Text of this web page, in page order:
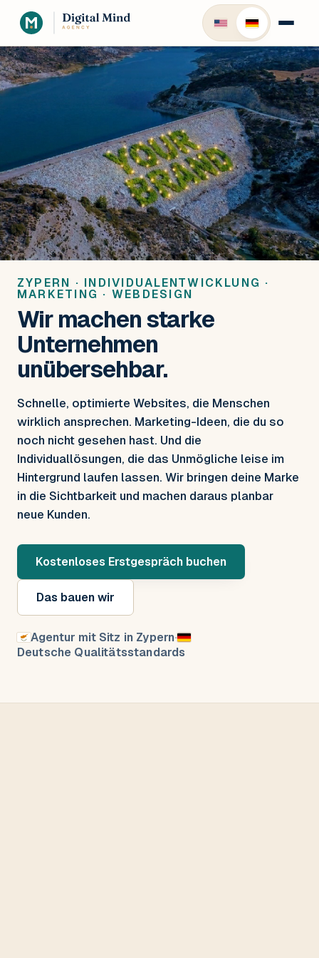
ZYPERN · INDIVIDUALENTWICKLUNG ·
MARKETING · WEBDESIGN
Wir machen starke
Unternehmen
unübersehbar.
Schnelle, optimierte Websites, die Menschen
wirklich ansprechen. Marketing-Ideen, die du so
noch nicht gesehen hast. Und die
Individuallösungen, die das Unmögliche leise im
Hintergrund laufen lassen. Wir bringen deine Marke
in die Sichtbarkeit und machen daraus planbar
neue Kunden.
Kostenloses Erstgespräch buchen
Das bauen wir
Agentur mit Sitz in Zypern·
Deutsche Qualitätsstandards